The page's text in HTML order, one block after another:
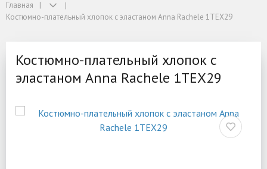
Главная
Костюмно-плательный хлопок с эластаном Anna Rachele 1TEX29
Костюмно-плательный хлопок с
эластаном Anna Rachele 1TEX29